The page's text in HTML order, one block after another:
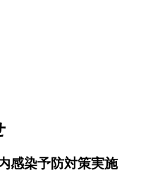
感染予防対策実施